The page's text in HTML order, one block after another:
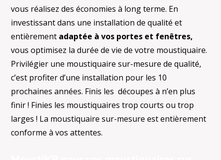
vous réalisez des économies à long terme. En
investissant dans une installation de qualité et
entièrement adaptée à vos portes et fenêtres,
vous optimisez la durée de vie de votre moustiquaire.
Privilégier une moustiquaire sur-mesure de qualité,
c’est profiter d’une installation pour les 10
prochaines années. Finis les découpes à n’en plus
finir ! Finies les moustiquaires trop courts ou trop
larges ! La moustiquaire sur-mesure est entièrement
conforme à vos attentes.